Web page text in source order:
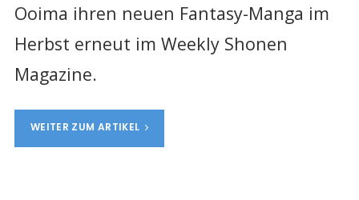
Ooima ihren neuen Fantasy-Manga im
Herbst erneut im Weekly Shonen
Magazine.
WEITER ZUM ARTIKEL